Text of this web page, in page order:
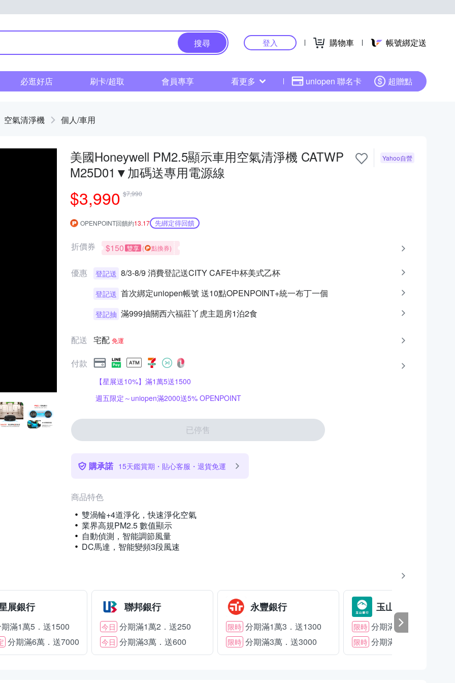
搜尋 登入 購物車 帳號綁定送
必逛好店 刷卡/超取 會員專享 看更多 uniopen 聯名卡 超贈點
空氣清淨機 個人/車用
美國Honeywell PM2.5顯示車用空氣清淨機 CATWP
M25D01▼加碼送專用電源線
$3,990 $7,990
Yahoo自營
OPENPOINT回饋約13.17 先綁定得回饋
折價券 $150 雙享 ( 點換券)
優惠 登記送 8/3-8/9 消費登記送CITY CAFE中杯美式乙杯
登記送 首次綁定uniopen帳號 送10點OPENPOINT+統一布丁一個
登記抽 滿999抽關西六福莊丫虎主題房1泊2食
配送 宅配 免運
付款
【星展送10%】滿1萬5送1500
週五限定～uniopen滿2000送5% OPENPOINT
已停售
購承諾 15天鑑賞期・貼心客服・退貨免運
商品特色
雙渦輪+4道淨化，快速淨化空氣
業界高規PM2.5 數值顯示
自動偵測，智能調節風量
DC馬達，智能變頻3段風速
展銀行
滿1萬5．送1500
分期滿6萬．送7000
聯邦銀行
今日 分期滿1萬2．送250
今日 分期滿3萬．送600
永豐銀行
限時 分期滿1萬3．送1300
限時 分期滿3萬．送3000
玉山銀行
限時 分期滿2萬．送1500
限時 分期滿3萬．送2000